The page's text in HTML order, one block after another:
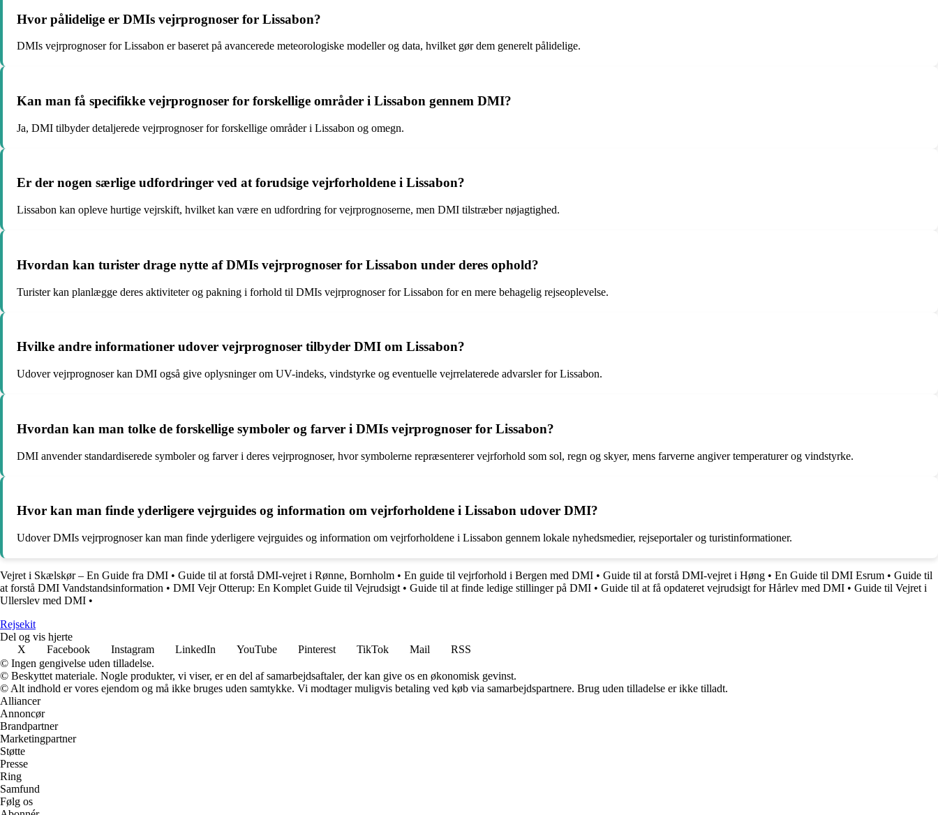
Hvor pålidelige er DMIs vejrprognoser for Lissabon?
DMIs vejrprognoser for Lissabon er baseret på avancerede meteorologiske modeller og data, hvilket gør dem generelt pålidelige.
Kan man få specifikke vejrprognoser for forskellige områder i Lissabon gennem DMI?
Ja, DMI tilbyder detaljerede vejrprognoser for forskellige områder i Lissabon og omegn.
Er der nogen særlige udfordringer ved at forudsige vejrforholdene i Lissabon?
Lissabon kan opleve hurtige vejrskift, hvilket kan være en udfordring for vejrprognoserne, men DMI tilstræber nøjagtighed.
Hvordan kan turister drage nytte af DMIs vejrprognoser for Lissabon under deres ophold?
Turister kan planlægge deres aktiviteter og pakning i forhold til DMIs vejrprognoser for Lissabon for en mere behagelig rejseoplevelse.
Hvilke andre informationer udover vejrprognoser tilbyder DMI om Lissabon?
Udover vejrprognoser kan DMI også give oplysninger om UV-indeks, vindstyrke og eventuelle vejrrelaterede advarsler for Lissabon.
Hvordan kan man tolke de forskellige symboler og farver i DMIs vejrprognoser for Lissabon?
DMI anvender standardiserede symboler og farver i deres vejrprognoser, hvor symbolerne repræsenterer vejrforhold som sol, regn og skyer, mens farverne angiver temperaturer og vindstyrke.
Hvor kan man finde yderligere vejrguides og information om vejrforholdene i Lissabon udover DMI?
Udover DMIs vejrprognoser kan man finde yderligere vejrguides og information om vejrforholdene i Lissabon gennem lokale nyhedsmedier, rejseportaler og turistinformationer.
Vejret i Skælskør – En Guide fra DMI • Guide til at forstå DMI-vejret i Rønne, Bornholm • En guide til vejrforhold i Bergen med DMI • Guide til at forstå DMI-vejret i Høng • En Guide til DMI Esrum • Guide til
at forstå DMI Vandstandsinformation • DMI Vejr Otterup: En Komplet Guide til Vejrudsigt • Guide til at finde ledige stillinger på DMI • Guide til at få opdateret vejrudsigt for Hårlev med DMI • Guide til Vejret i
Ullerslev med DMI •
Rejsekit
Del og vis hjerte
X
Facebook Instagram LinkedIn YouTube Pinterest TikTok Mail
RSS
© Ingen gengivelse uden tilladelse.
© Beskyttet materiale. Nogle produkter, vi viser, er en del af samarbejdsaftaler, der kan give os en økonomisk gevinst.
© Alt indhold er vores ejendom og må ikke bruges uden samtykke. Vi modtager muligvis betaling ved køb via samarbejdspartnere. Brug uden tilladelse er ikke tilladt.
Alliancer
Annoncør
Brandpartner
Marketingpartner
Støtte
Presse
Ring
Samfund
Følg os